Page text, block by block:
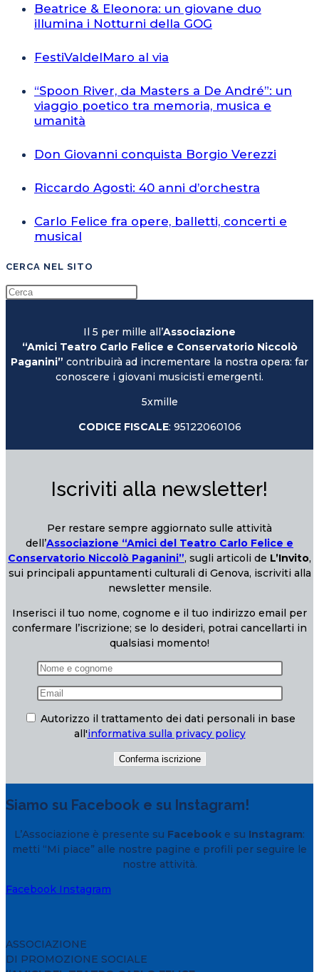
Beatrice & Eleonora: un giovane duo
illumina i Notturni della GOG
FestiValdelMaro al via
“Spoon River, da Masters a De André”: un
viaggio poetico tra memoria, musica e
umanità
Don Giovanni conquista Borgio Verezzi
Riccardo Agosti: 40 anni d’orchestra
Carlo Felice fra opere, balletti, concerti e
musical
CERCA NEL SITO
Il 5 per mille all’Associazione
“Amici Teatro Carlo Felice e Conservatorio Niccolò
Paganini” contribuirà ad incrementare la nostra opera: far
conoscere i giovani musicisti emergenti.
5xmille
CODICE FISCALE: 95122060106
Iscriviti alla newsletter!
Per restare sempre aggiornato sulle attività
dell’Associazione “Amici del Teatro Carlo Felice e
Conservatorio Niccolò Paganini”, sugli articoli de L’Invito,
sui principali appuntamenti culturali di Genova, iscriviti alla
newsletter mensile.
Inserisci il tuo nome, cognome e il tuo indirizzo email per
confermare l’iscrizione; se lo desideri, potrai cancellarti in
qualsiasi momento!
Autorizzo il trattamento dei dati personali in base
all'informativa sulla privacy policy
Siamo su Facebook e su Instagram!
L’Associazione è presente su Facebook e su Instagram:
metti “Mi piace” alle nostre pagine e profili per seguire le
nostre attività.
Facebook Instagram
ASSOCIAZIONE
DI PROMOZIONE SOCIALE